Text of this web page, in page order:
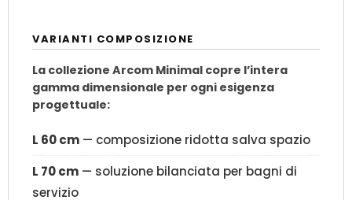
VARIANTI COMPOSIZIONE
La collezione Arcom Minimal copre l’intera
gamma dimensionale per ogni esigenza
progettuale:
L 60 cm — composizione ridotta salva spazio
L 70 cm — soluzione bilanciata per bagni di
servizio